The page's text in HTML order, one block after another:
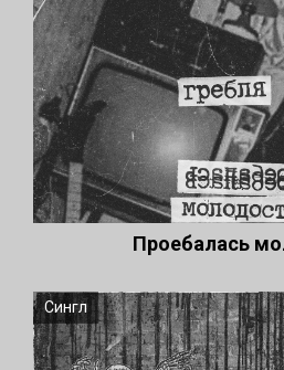
Проебалась
Сингл